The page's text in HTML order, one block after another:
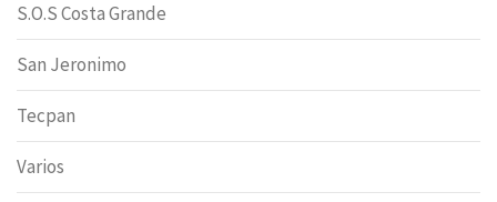
S.O.S Costa Grande
San Jeronimo
Tecpan
Varios